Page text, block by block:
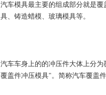
汽车模具最主要的组成部分就是
具、铸造蜡模、玻璃模具等。
汽车车身上的的冲压件大体上分
覆盖件冲压模具"。简称汽车覆盖